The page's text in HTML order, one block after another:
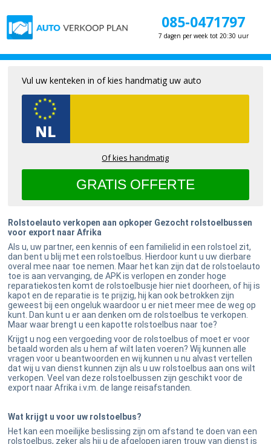
085-0471797
7 dagen per week tot 20:30 uur
Rolstoelauto verkopen aan opkoper Gezocht rolstoelbussen
voor export naar Afrika
Als u, uw partner, een kennis of een familielid in een rolstoel zit,
dan bent u blij met een rolstoelbus. Hierdoor kunt u uw dierbare
overal mee naar toe nemen. Maar het kan zijn dat de rolstoelauto
toe is aan vervanging, de APK is verlopen en zonder hoge
reparatiekosten komt de rolstoelbusje hier niet doorheen, of hij is
kapot en de reparatie is te prijzig, hij kan ook betrokken zijn
geweest bij een ongeluk waardoor u er niet meer mee de weg op
kunt. Dan kunt u er aan denken om de rolstoelbus te verkopen.
Maar waar brengt u een kapotte rolstoelbus naar toe?
Krijgt u nog een vergoeding voor de rolstoelbus of moet er voor
betaald worden als u hem af wilt laten voeren? Wij kunnen alle
vragen voor u beantwoorden en wij kunnen u nu alvast vertellen
dat wij u van dienst kunnen zijn als u uw rolstoelbus aan ons wilt
verkopen. Veel van deze rolstoelbussen zijn geschikt voor de
export naar Afrika i.v.m. de lange reisafstanden.
Wat krijgt u voor uw rolstoelbus?
Het kan een moeilijke beslissing zijn om afstand te doen van een
rolstoelbus, zeker als hij u de afgelopen jaren trouw van dienst is
Vul uw kenteken in of kies handmatig uw auto
Of kies handmatig